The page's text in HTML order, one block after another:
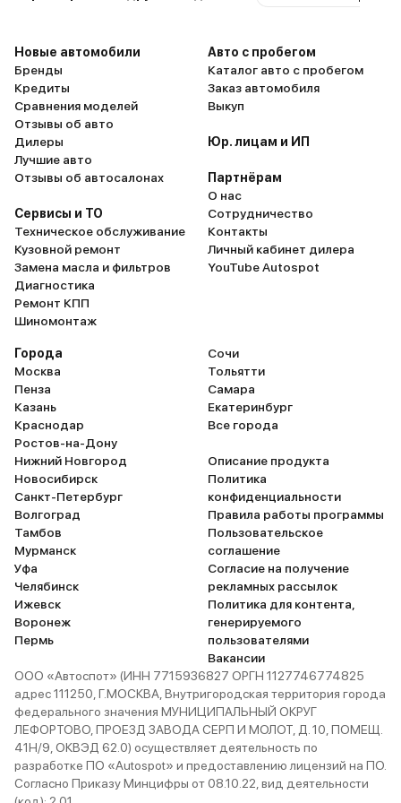
без переплат – это ваш вариант.
турбомотор в связке с
DCT совсем другая
Разгон стал заметно
обгонять стало гораздо
увереннее. Расход
уложиться в 9-10
"робот" иногда
пробках. И еще к
управлению
о своем выборе.
Новые автомобили
Бренды
Кредиты
Сравнения моделей
Отзывы об авто
Дилеры
Лучшие авто
Отзывы об автосалонах
Сервисы и ТО
Техническое обслуживание
Кузовной ремонт
Замена масла и фильтров
Диагностика
Ремонт КПП
Шиномонтаж
Авто с пробегом
Каталог авто с пробегом
Заказ автомобиля
Выкуп
Юр. лицам и ИП
Партнёрам
О нас
Сотрудничество
Контакты
Личный кабинет дилера
YouTube Autospot
Города
Москва
Пенза
Казань
Краснодар
Ростов-на-Дону
Нижний Новгород
Новосибирск
Санкт-Петербург
Волгоград
Тамбов
Мурманск
Уфа
Челябинск
Ижевск
Воронеж
Пермь
Сочи
Тольятти
Самара
Екатеринбург
Все города
Описание продукта
Политика
конфиденциальности
Правила работы программы
Пользовательское
соглашение
Согласие на получение
рекламных рассылок
Политика для контента,
генерируемого
пользователями
Вакансии
ООО «Автоспот» (ИНН 7715936827 ОРГН 1127746774825
адрес 111250, Г.МОСКВА, Внутригородская территория города
федерального значения МУНИЦИПАЛЬНЫЙ ОКРУГ
ЛЕФОРТОВО, ПРОЕЗД ЗАВОДА СЕРП И МОЛОТ, Д. 10, ПОМЕЩ.
41Н/9, ОКВЭД 62.0) осуществляет деятельность по
разработке ПО «Autospot» и предоставлению лицензий на ПО.
Согласно Приказу Минцифры от 08.10.22, вид деятельности